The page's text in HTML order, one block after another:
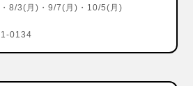
8/3(月)・9/7(月)・10/5(月)
0134